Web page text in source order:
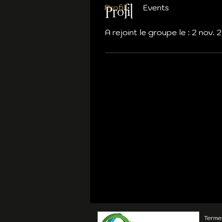
Profil
A rejoint le groupe le : 2 nov.
Profil Events